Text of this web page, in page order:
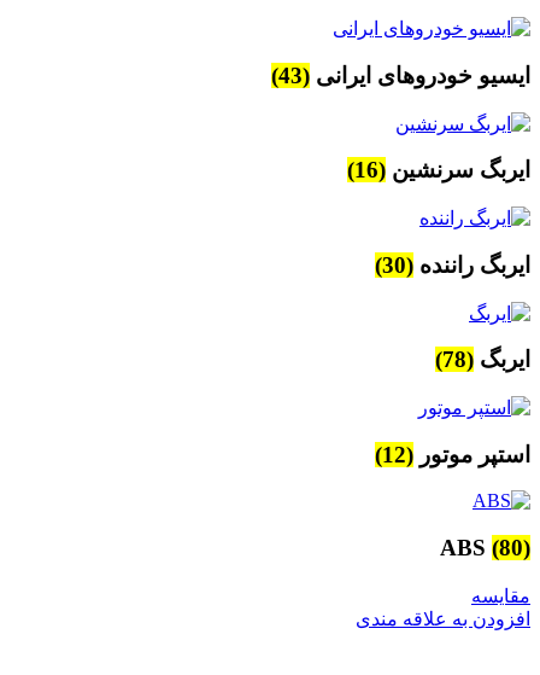
ایسیو خودروهای ایرانی (43)
ایربگ سرنشین (16)
ایربگ راننده (30)
ایربگ (78)
استپر موتور (12)
ABS (80)
مقایسه
افزودن به علاقه مندی